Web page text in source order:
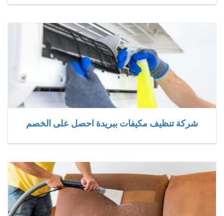
شركة تنظيف مكيفات ببريدة احصل على الخصم